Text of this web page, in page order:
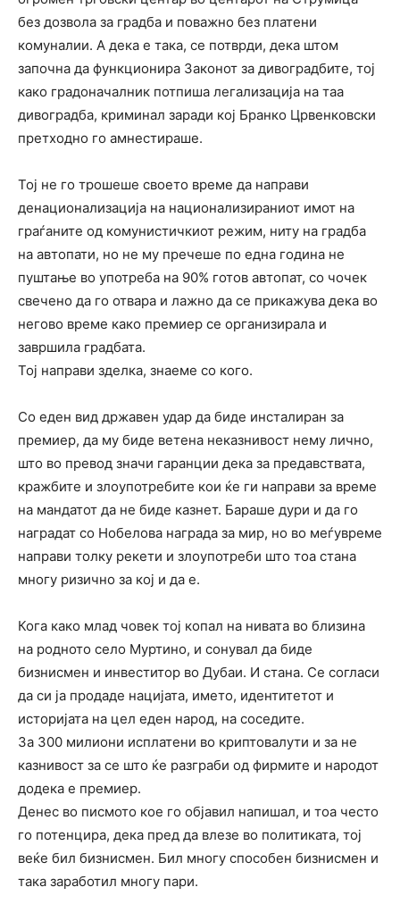
без дозвола за градба и поважно без платени
комуналии. А дека е така, се потврди, дека штом
започна да функционира Законот за дивоградбите, тој
како градоначалник потпиша легализација на таа
дивоградба, криминал заради кој Бранко Црвенковски
претходно го амнестираше.
Тој не го трошеше своето време да направи
денационализација на национализираниот имот на
граѓаните од комунистичкиот режим, ниту на градба
на автопати, но не му пречеше по една година не
пуштање во употреба на 90% готов автопат, со чочек
свечено да го отвара и лажно да се прикажува дека во
негово време како премиер се организирала и
завршила градбата.
Тој направи зделка, знаеме со кого.
Со еден вид државен удар да биде инсталиран за
премиер, да му биде ветена неказнивост нему лично,
што во превод значи гаранции дека за предавствата,
кражбите и злоупотребите кои ќе ги направи за време
на мандатот да не биде казнет. Бараше дури и да го
наградат со Нобелова награда за мир, но во меѓувреме
направи толку рекети и злоупотреби што тоа стана
многу ризично за кој и да е.
Кога како млад човек тој копал на нивата во близина
на родното село Муртино, и сонувал да биде
бизнисмен и инвеститор во Дубаи. И стана. Се согласи
да си ја продаде нацијата, името, идентитетот и
историјата на цел еден народ, на соседите.
За 300 милиони исплатени во криптовалути и за не
казнивост за се што ќе разграби од фирмите и народот
додека е премиер.
Денес во писмото кое го објавил напишал, и тоа често
го потенцира, дека пред да влезе во политиката, тој
веќе бил бизнисмен. Бил многу способен бизнисмен и
така заработил многу пари.